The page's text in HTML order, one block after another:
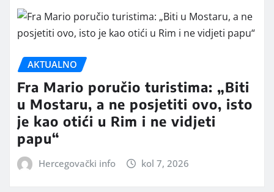
AKTUALNO
Fra Mario poručio turistima: „Biti
u Mostaru, a ne posjetiti ovo, isto
je kao otići u Rim i ne vidjeti
papu“
Hercegovački info kol 7, 2026